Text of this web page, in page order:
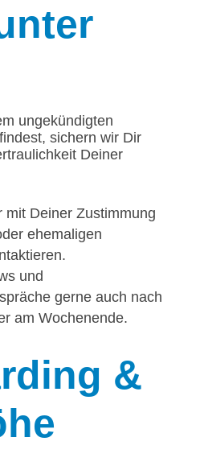
ungekündigten
sichern wir Dir
Deiner
mit Deiner Zustimmung
ehemaligen
und
gerne auch nach
am Wochenende.
&